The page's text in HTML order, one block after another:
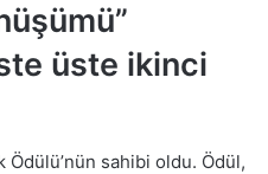
üste ikinci
sahibi oldu. Ödül,